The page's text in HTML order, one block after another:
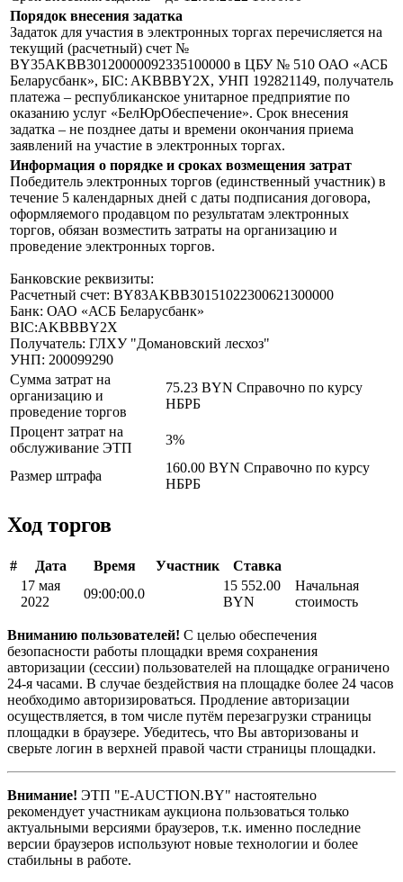
Порядок внесения задатка
Задаток для участия в электронных торгах перечисляется на
текущий (расчетный) счет №
BY35AKBB30120000092335100000 в ЦБУ № 510 ОАО «АСБ
Беларусбанк», БIC: AKBBBY2X, УНП 192821149, получатель
платежа – республиканское унитарное предприятие по
оказанию услуг «БелЮрОбеспечение». Срок внесения
задатка – не позднее даты и времени окончания приема
заявлений на участие в электронных торгах.
Информация о порядке и сроках возмещения затрат
Победитель электронных торгов (единственный участник) в
течение 5 календарных дней с даты подписания договора,
оформляемого продавцом по результатам электронных
торгов, обязан возместить затраты на организацию и
проведение электронных торгов.
Банковские реквизиты:
Расчетный счет: BY83AKBB30151022300621300000
Банк: ОАО «АСБ Беларусбанк»
BIC:AKBBBY2X
Получатель: ГЛХУ "Домановский лесхоз"
УНП: 200099290
Сумма затрат на
организацию и
проведение торгов
75.23 BYN Справочно по курсу
НБРБ
Процент затрат на
обслуживание ЭТП
3%
Размер штрафа
160.00 BYN Справочно по курсу
НБРБ
Ход торгов
# Дата Время Участник
Ставка
17 мая
2022
09:00:00.0
15 552.00
BYN
Начальная
стоимость
Вниманию пользователей! С целью обеспечения
безопасности работы площадки время сохранения
авторизации (сессии) пользователей на площадке ограничено
24-я часами. В случае бездействия на площадке более 24 часов
необходимо авторизироваться. Продление авторизации
осуществляется, в том числе путём перезагрузки страницы
площадки в браузере. Убедитесь, что Вы авторизованы и
сверьте логин в верхней правой части страницы площадки.
Внимание! ЭТП "E-AUCTION.BY" настоятельно
рекомендует участникам аукциона пользоваться только
актуальными версиями браузеров, т.к. именно последние
версии браузеров используют новые технологии и более
стабильны в работе.